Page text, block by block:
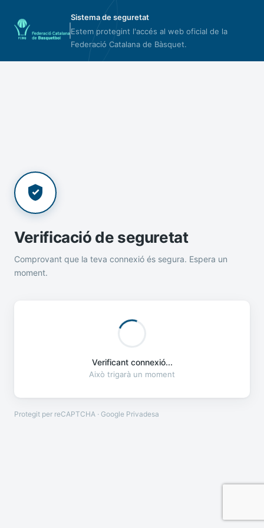
Sistema de seguretat
Estem protegint l'accés al web oficial de la
Federació Catalana de Bàsquet.
Verificació de seguretat
Comprovant que la teva connexió és segura. Espera un
moment.
Verificant connexió...
Això trigarà un moment
Protegit per reCAPTCHA · Google Privadesa